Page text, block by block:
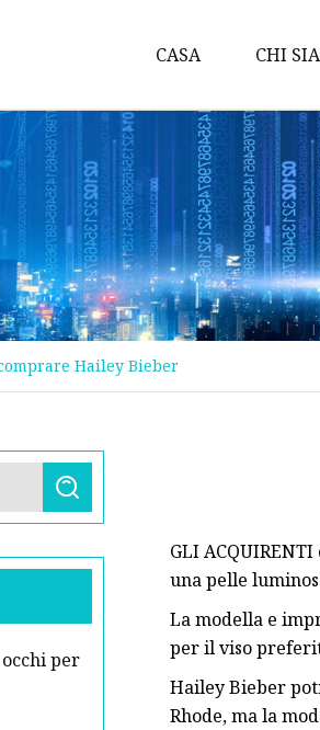
CASA CHI
Hailey Bieber
per
GLI
una pelle
La modella e
per il viso
Hailey Bieber
Rhode, ma la